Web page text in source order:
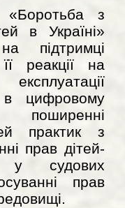
з
в Україні»
підтримці
реакції на
цифровому
практик з
прав дітей-
у судових
прав